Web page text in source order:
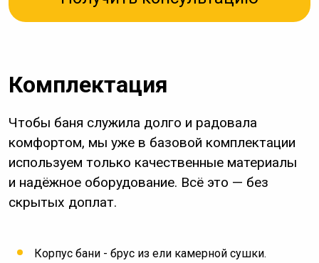
Комплектация
Чтобы баня служила долго и радовала
комфортом, мы уже в базовой комплектации
используем только качественные материалы
и надёжное оборудование. Всё это — без
скрытых доплат.
Корпус бани - брус из ели камерной сушки.